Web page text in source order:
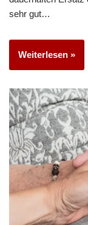
sehr gut…
Weiterlesen »